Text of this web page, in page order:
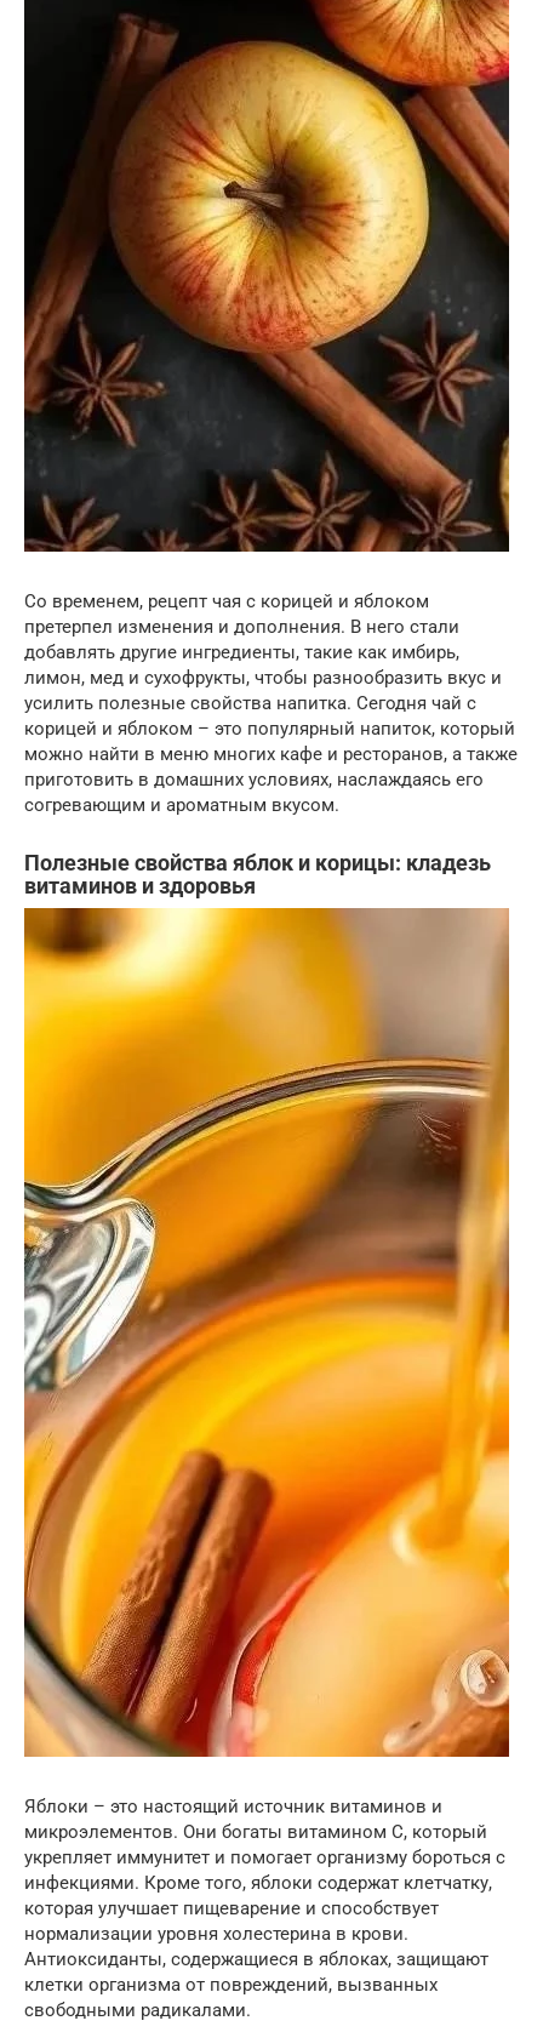
Со временем, рецепт чая с корицей и яблоком
претерпел изменения и дополнения. В него стали
добавлять другие ингредиенты, такие как имбирь,
лимон, мед и сухофрукты, чтобы разнообразить вкус и
усилить полезные свойства напитка. Сегодня чай с
корицей и яблоком – это популярный напиток, который
можно найти в меню многих кафе и ресторанов, а также
приготовить в домашних условиях, наслаждаясь его
согревающим и ароматным вкусом.
Полезные свойства яблок и корицы: кладезь
витаминов и здоровья
Яблоки – это настоящий источник витаминов и
микроэлементов. Они богаты витамином C, который
укрепляет иммунитет и помогает организму бороться с
инфекциями. Кроме того, яблоки содержат клетчатку,
которая улучшает пищеварение и способствует
нормализации уровня холестерина в крови.
Антиоксиданты, содержащиеся в яблоках, защищают
клетки организма от повреждений, вызванных
свободными радикалами.